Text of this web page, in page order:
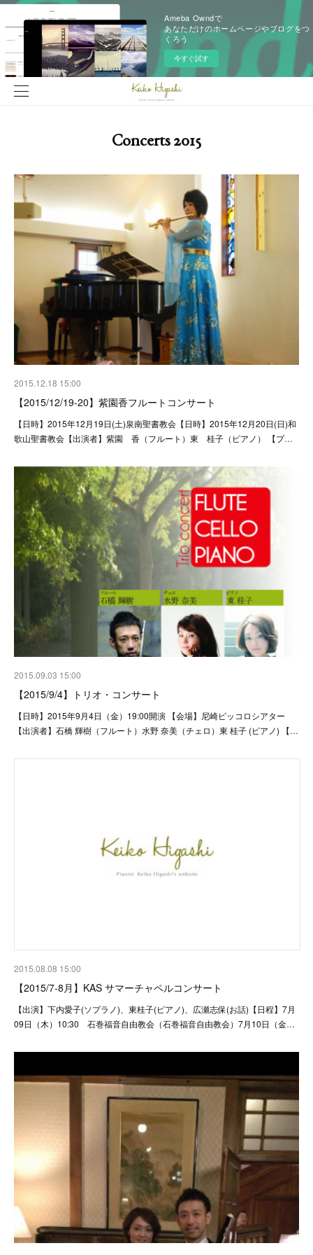
Ameba Owndで
あなただけのホームページやブログをつ
くろう
今すぐ試す
Concerts 2015
2015.12.18 15:00
【2015/12/19-20】紫園香フルートコンサート
【日時】2015年12月19日(土)泉南聖書教会【日時】2015年12月20日(日)和
歌山聖書教会【出演者】紫園 香（フルート）東 桂子（ピアノ） 【プ…
2015.09.03 15:00
【2015/9/4】トリオ・コンサート
【日時】2015年9月4日（金）19:00開演 【会場】尼崎ピッコロシアター
【出演者】石橋 輝樹（フルート）水野 奈美（チェロ）東 桂子 (ピアノ) 【…
2015.08.08 15:00
【2015/7-8月】KAS サマーチャペルコンサート
【出演】下内愛子(ソプラノ)、東桂子(ピアノ)、広瀬志保(お話)【日程】7月
09日（木）10:30 石巻福音自由教会（石巻福音自由教会）7月10日（金…